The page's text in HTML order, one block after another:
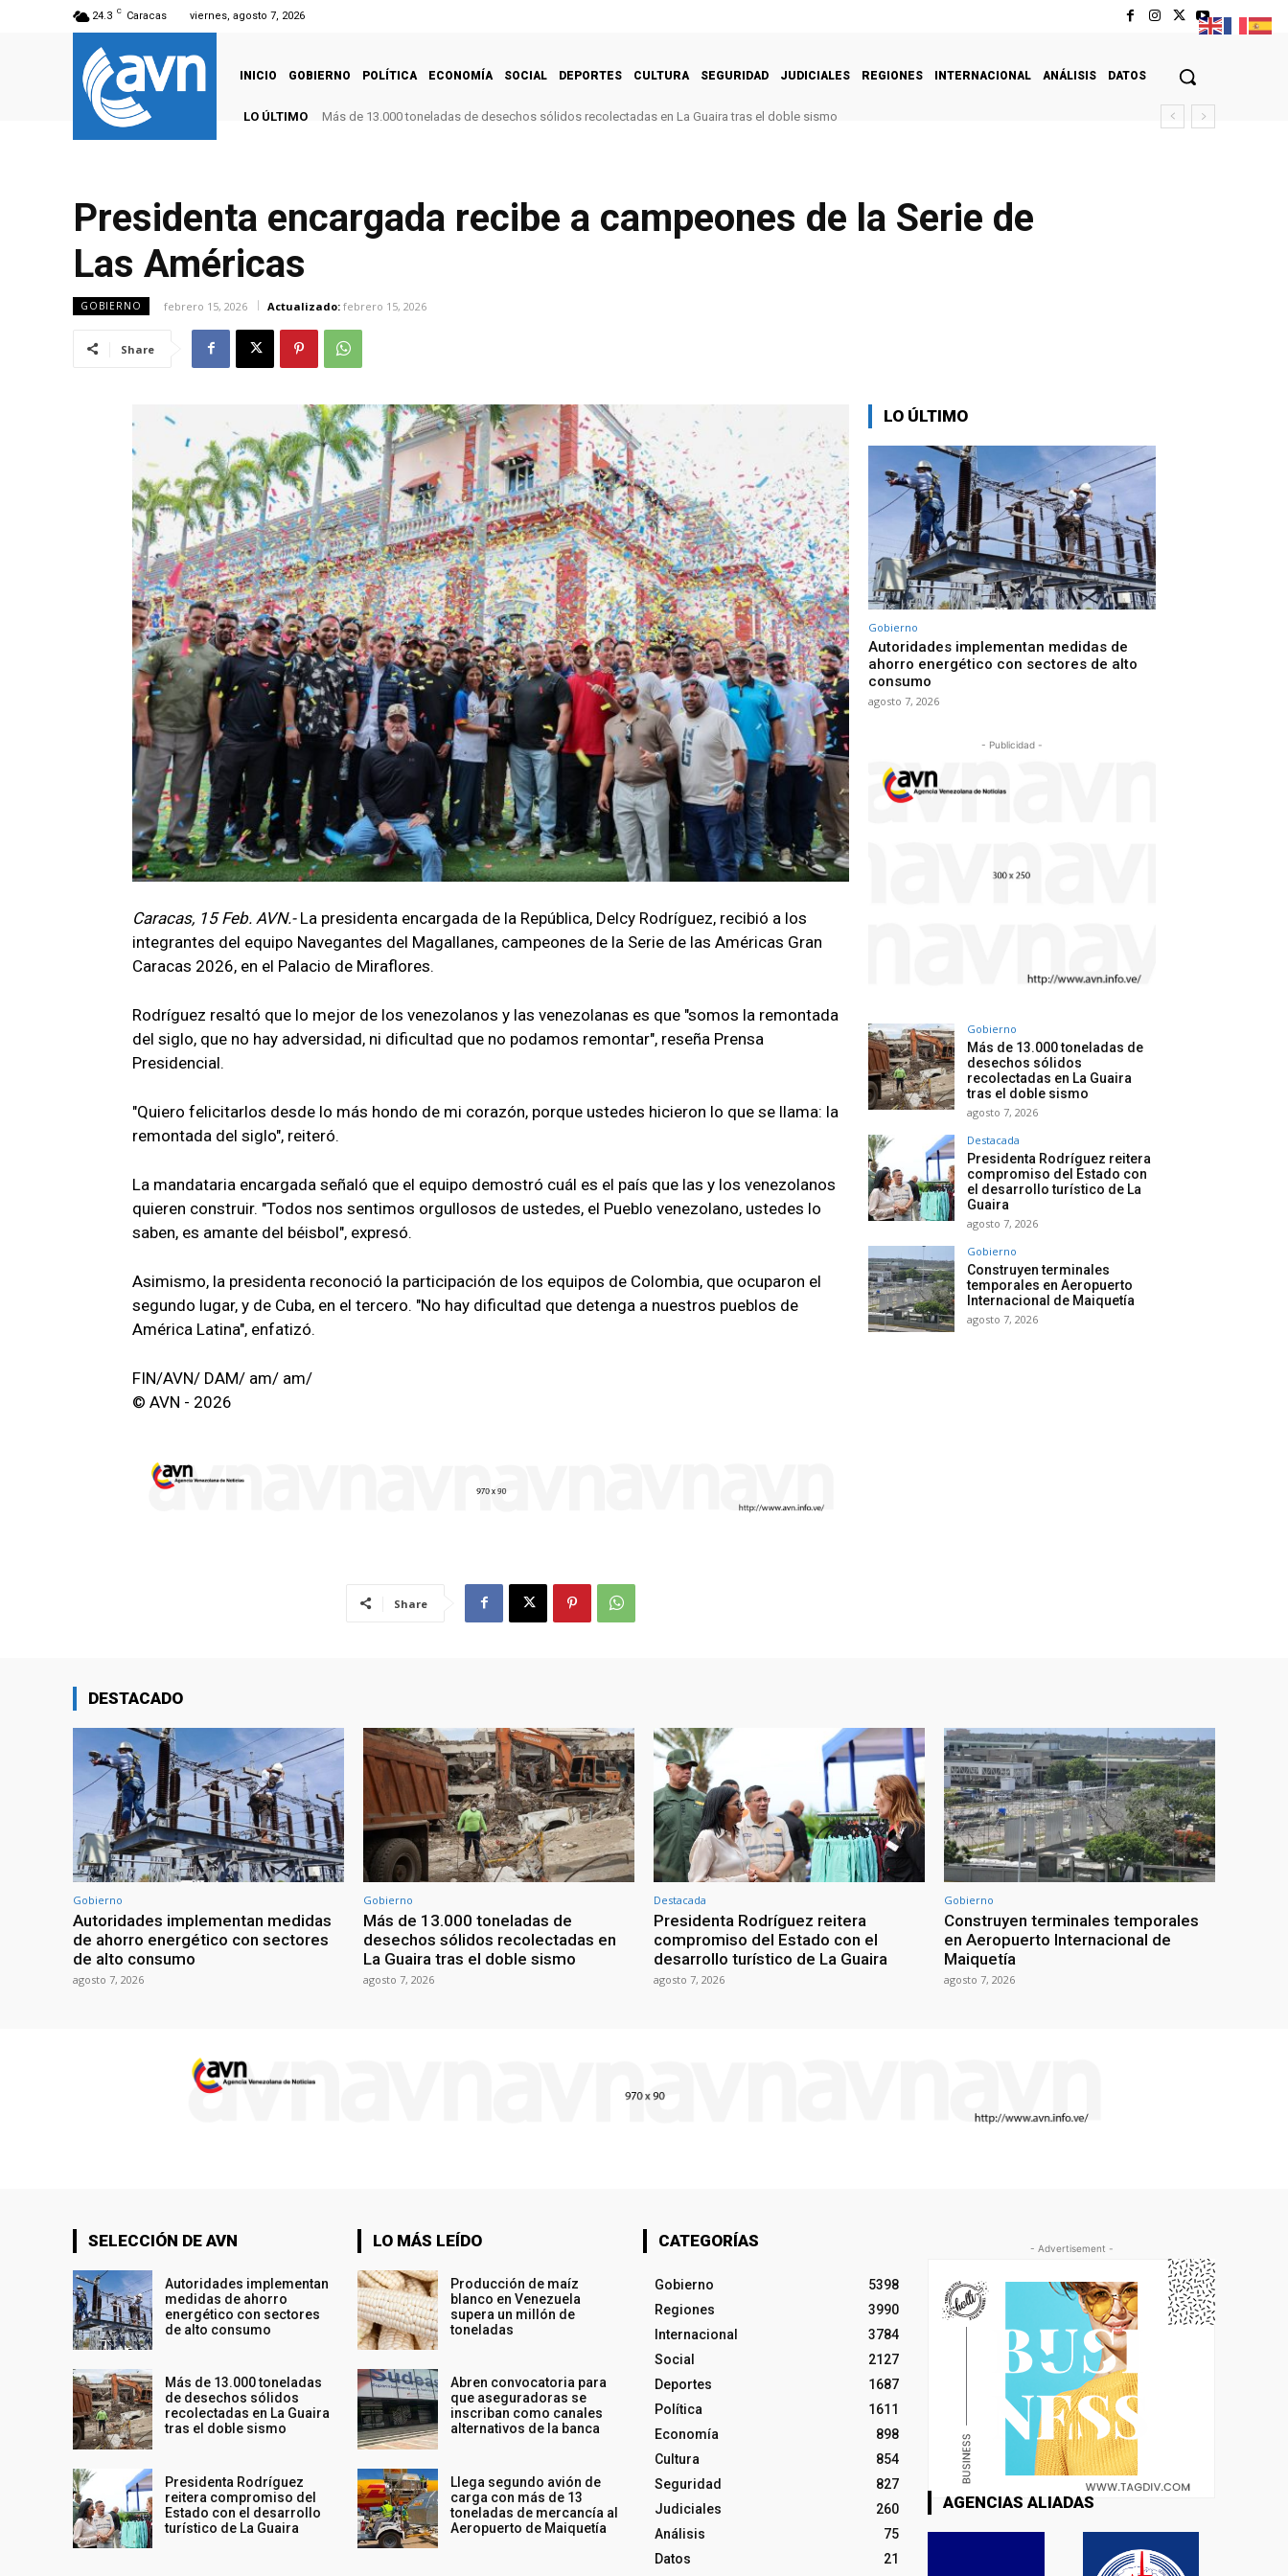
24.3 C Caracas viernes, agosto 7, 2026
INICIO GOBIERNO POLÍTICA ECONOMÍA SOCIAL DEPORTES CULTURA SEGURIDAD JUDICIALES REGIONES INTERNACIONAL ANÁLISIS DATOS
LO ÚLTIMO Más de 13.000 toneladas de desechos sólidos recolectadas en La Guaira tras el doble sismo
Presidenta encargada recibe a campeones de la Serie de
Las Américas
GOBIERNO febrero 15, 2026 Actualizado: febrero 15, 2026
Share
Caracas, 15 Feb. AVN.-La presidenta encargada de la República, Delcy Rodríguez, recibió a los
integrantes del equipo Navegantes del Magallanes, campeones de la Serie de las Américas Gran
Caracas 2026, en el Palacio de Miraflores.
Rodríguez resaltó que lo mejor de los venezolanos y las venezolanas es que "somos la remontada
del siglo, que no hay adversidad, ni dificultad que no podamos remontar", reseña Prensa
Presidencial.
"Quiero felicitarlos desde lo más hondo de mi corazón, porque ustedes hicieron lo que se llama: la
remontada del siglo", reiteró.
La mandataria encargada señaló que el equipo demostró cuál es el país que las y los venezolanos
quieren construir. "Todos nos sentimos orgullosos de ustedes, el Pueblo venezolano, ustedes lo
saben, es amante del béisbol", expresó.
Asimismo, la presidenta reconoció la participación de los equipos de Colombia, que ocuparon el
segundo lugar, y de Cuba, en el tercero. "No hay dificultad que detenga a nuestros pueblos de
América Latina", enfatizó.
FIN/AVN/ DAM/ am/ am/
© AVN - 2026
Share
LO ÚLTIMO
Gobierno
Autoridades implementan medidas de
ahorro energético con sectores de alto
consumo
agosto 7, 2026
- Publicidad -
Gobierno
Más de 13.000 toneladas de
desechos sólidos
recolectadas en La Guaira
tras el doble sismo
agosto 7, 2026
Destacada
Presidenta Rodríguez reitera
compromiso del Estado con
el desarrollo turístico de La
Guaira
agosto 7, 2026
Gobierno
Construyen terminales
temporales en Aeropuerto
Internacional de Maiquetía
agosto 7, 2026
DESTACADO
Gobierno
Autoridades implementan medidas
de ahorro energético con sectores
de alto consumo
agosto 7, 2026
Gobierno
Más de 13.000 toneladas de
desechos sólidos recolectadas en
La Guaira tras el doble sismo
agosto 7, 2026
Destacada
Presidenta Rodríguez reitera
compromiso del Estado con el
desarrollo turístico de La Guaira
agosto 7, 2026
Gobierno
Construyen terminales temporales
en Aeropuerto Internacional de
Maiquetía
agosto 7, 2026
SELECCIÓN DE AVN
Autoridades implementan
medidas de ahorro
energético con sectores
de alto consumo
Más de 13.000 toneladas
de desechos sólidos
recolectadas en La Guaira
tras el doble sismo
Presidenta Rodríguez
reitera compromiso del
Estado con el desarrollo
turístico de La Guaira
LO MÁS LEÍDO
Producción de maíz
blanco en Venezuela
supera un millón de
toneladas
Abren convocatoria para
que aseguradoras se
inscriban como canales
alternativos de la banca
Llega segundo avión de
carga con más de 13
toneladas de mercancía al
Aeropuerto de Maiquetía
CATEGORÍAS
Gobierno
5398
Regiones
3990
Internacional
3784
Social
2127
Deportes
1687
Política
1611
Economía
898
Cultura
854
Seguridad
827
Judiciales
260
Análisis
75
Datos
21
- Advertisement -
AGENCIAS ALIADAS